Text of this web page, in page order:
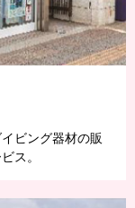
ビング器材の販
ス。